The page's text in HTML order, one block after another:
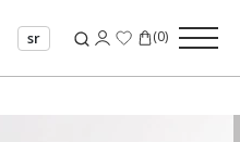
sr (0)